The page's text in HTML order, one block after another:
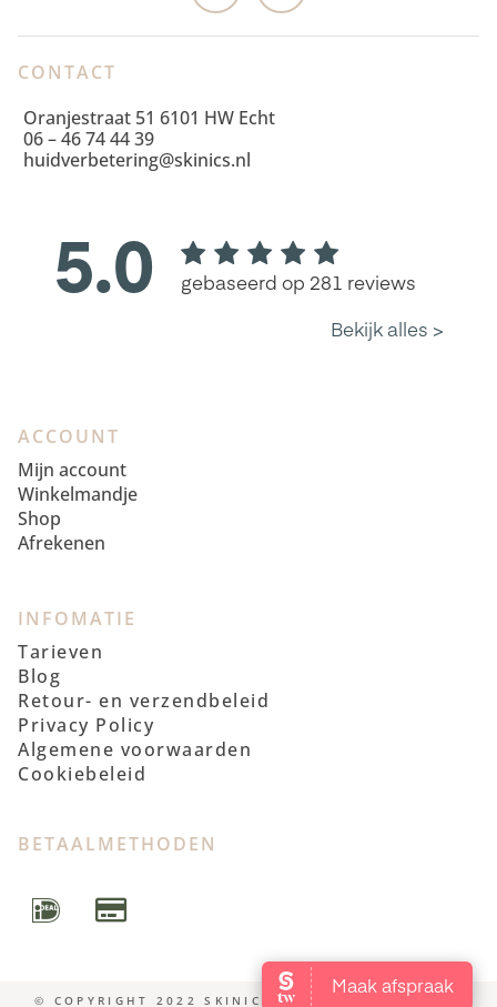
CONTACT
Oranjestraat 51 6101 HW Echt
06 – 46 74 44 39
huidverbetering@skinics.nl
ACCOUNT
Mijn account
Winkelmandje
Shop
Afrekenen
INFOMATIE
Tarieven
Blog
Retour- en verzendbeleid
Privacy Policy
Algemene voorwaarden
Cookiebeleid
BETAALMETHODEN
© COPYRIGHT 2022 SKINICS | FOTOSHOOT WENDY